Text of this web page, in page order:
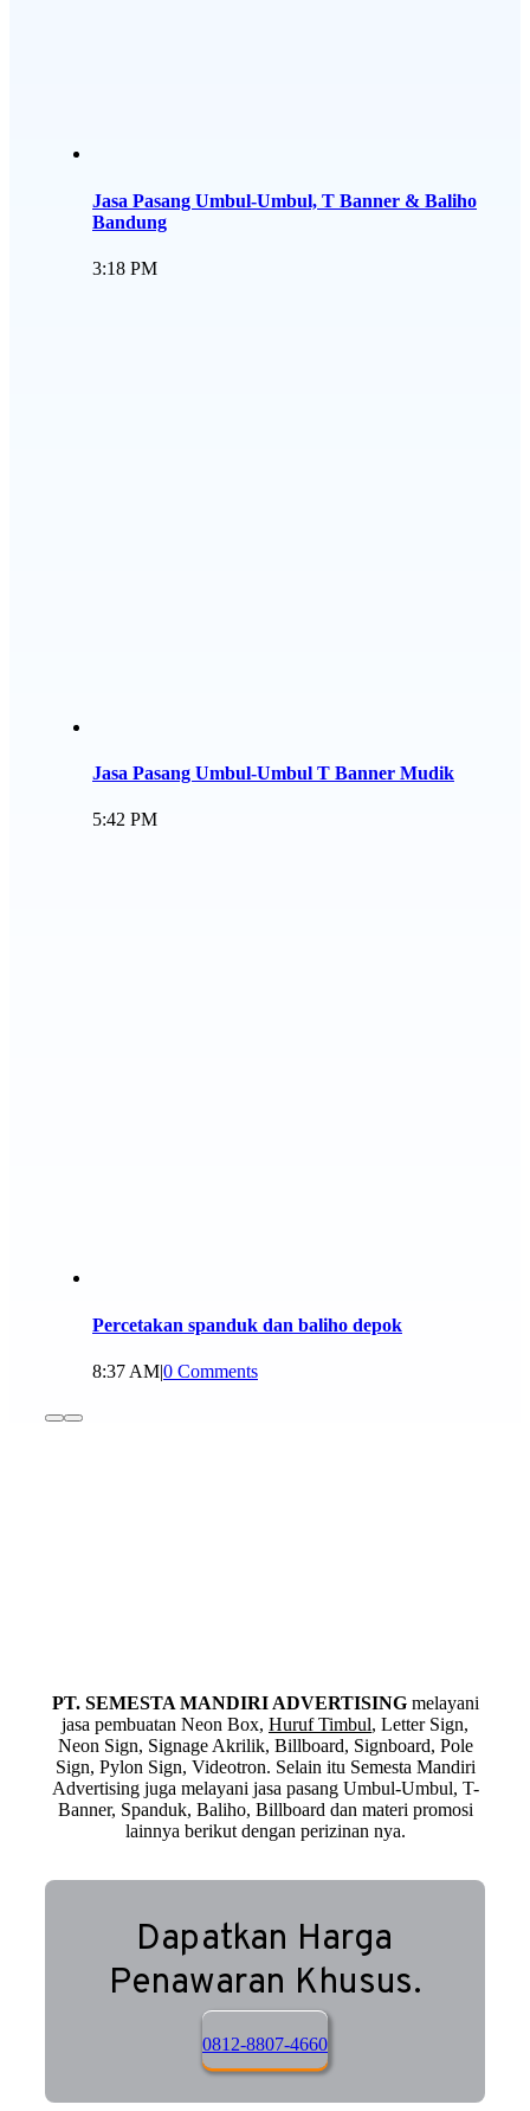
Jasa Pasang Umbul-Umbul, T Banner & Baliho
Bandung
3:18 PM
Jasa Pasang Umbul-Umbul T Banner Mudik
5:42 PM
Percetakan spanduk dan baliho depok
8:37 AM|0 Comments
PT. SEMESTA MANDIRI ADVERTISINGmelayani
jasa pembuatan Neon Box, Huruf Timbul, Letter Sign,
Neon Sign, Signage Akrilik, Billboard, Signboard, Pole
Sign, Pylon Sign, Videotron. Selain itu Semesta Mandiri
Advertising juga melayani jasa pasang Umbul-Umbul, T-
Banner, Spanduk, Baliho, Billboard dan materi promosi
lainnya berikut dengan perizinan nya.
Dapatkan Harga
Penawaran Khusus.
0812-8807-4660